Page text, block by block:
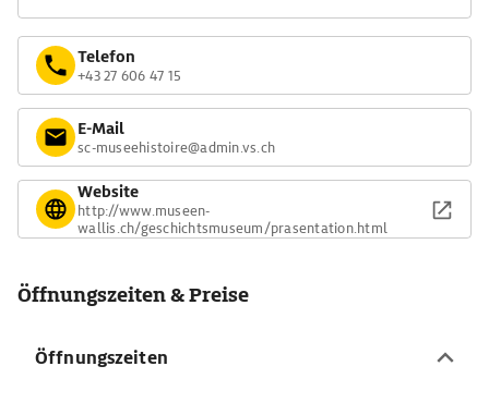
Telefon
+43 27 606 47 15
E-Mail
sc-museehistoire@admin.vs.ch
Website
http://www.museen-
wallis.ch/geschichtsmuseum/prasentation.html
Öffnungszeiten & Preise
Öffnungszeiten